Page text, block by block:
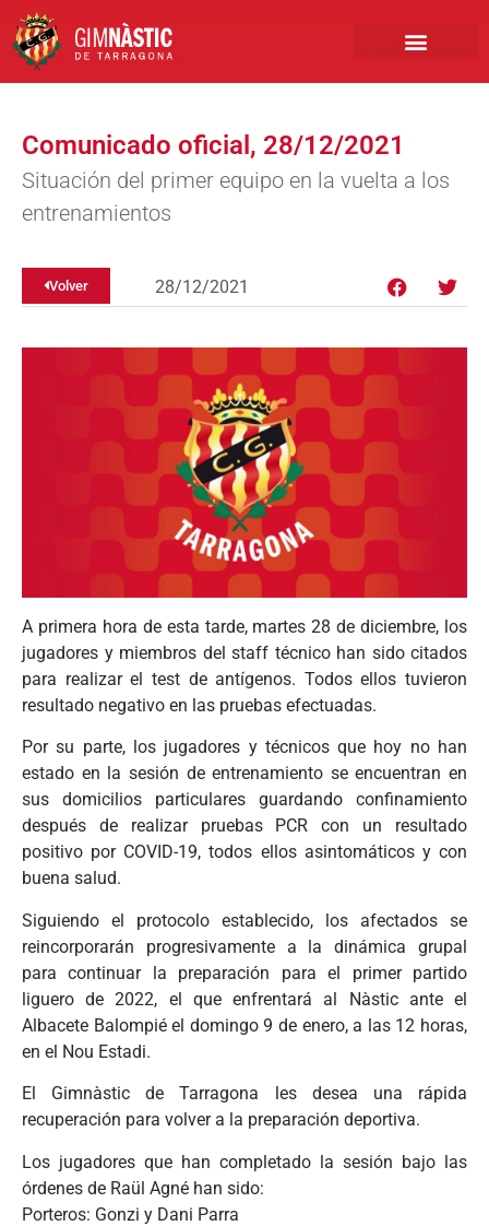
Comunicado oficial, 28/12/2021
Situación del primer equipo en la vuelta a los
entrenamientos
Volver 28/12/2021
A primera hora de esta tarde, martes 28 de diciembre, los
jugadores y miembros del staff técnico han sido citados
para realizar el test de antígenos. Todos ellos tuvieron
resultado negativo en las pruebas efectuadas.
Por su parte, los jugadores y técnicos que hoy no han
estado en la sesión de entrenamiento se encuentran en
sus domicilios particulares guardando confinamiento
después de realizar pruebas PCR con un resultado
positivo por COVID-19, todos ellos asintomáticos y con
buena salud.
Siguiendo el protocolo establecido, los afectados se
reincorporarán progresivamente a la dinámica grupal
para continuar la preparación para el primer partido
liguero de 2022, el que enfrentará al Nàstic ante el
Albacete Balompié el domingo 9 de enero, a las 12 horas,
en el Nou Estadi.
El Gimnàstic de Tarragona les desea una rápida
recuperación para volver a la preparación deportiva.
Los jugadores que han completado la sesión bajo las
órdenes de Raül Agné han sido:
Porteros: Gonzi y Dani Parra